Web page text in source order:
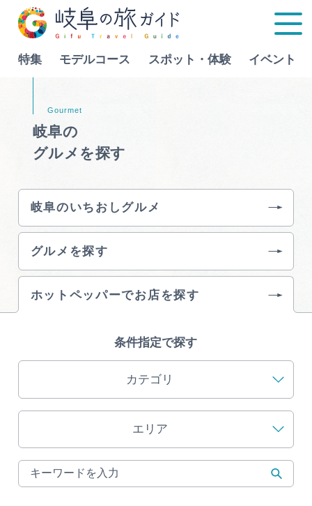
特集 モデルコース スポット・体験 イベント
特集
スポット・体験
イベント
インフォメーション
ぎふ旅レポーター記事
早わかり岐阜
Language
行きたいリストを見る
岐阜の
グルメを探す
岐阜のいちおしグルメ
グルメを探す
ホットペッパーでお店を探す
条件指定で探す
カテゴリ
エリア